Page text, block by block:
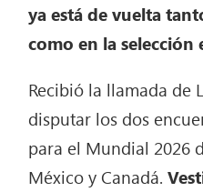
ya está de vuelta
como en la selección
Recibió la llamada de
disputar los dos
para el Mundial 2026
México y Canadá.